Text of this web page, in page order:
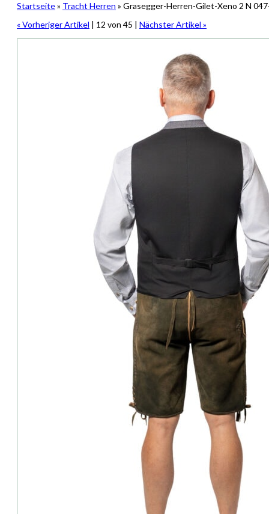
Startseite» Tracht Herren » Grasegger-Herren-Gilet-Xeno 2 N
« Vorheriger Artikel | 12 von 45 | Nächster Artikel »